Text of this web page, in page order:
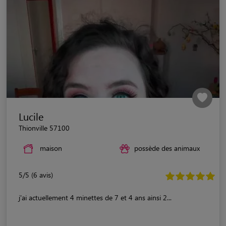
Lucile
Thionville 57100
maison possède des animaux
5/5 (6 avis)
j'ai actuellement 4 minettes de 7 et 4 ans ainsi 2...